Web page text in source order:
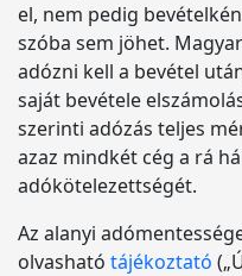
el, nem pedig
szóba sem jöhet.
adózni kell a bevétel
saját bevétele
szerinti adózás teljes
azaz mindkét cég a rá
adókötelezettségét.
Az alanyi
olvasható tájékoztató